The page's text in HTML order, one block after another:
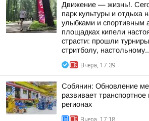
Движение — жизнь!.
парк культуры и отдыха
улыбками и спортивным
площадках кипели
страсти: прошли
стритболу,
Вчера, 17:39
Собянин: Обновление
развивает
регионах
Вчера, 17:18